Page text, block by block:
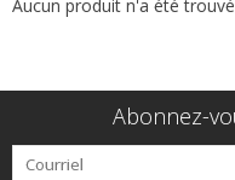
Aucun produit n'a été
Abonnez-